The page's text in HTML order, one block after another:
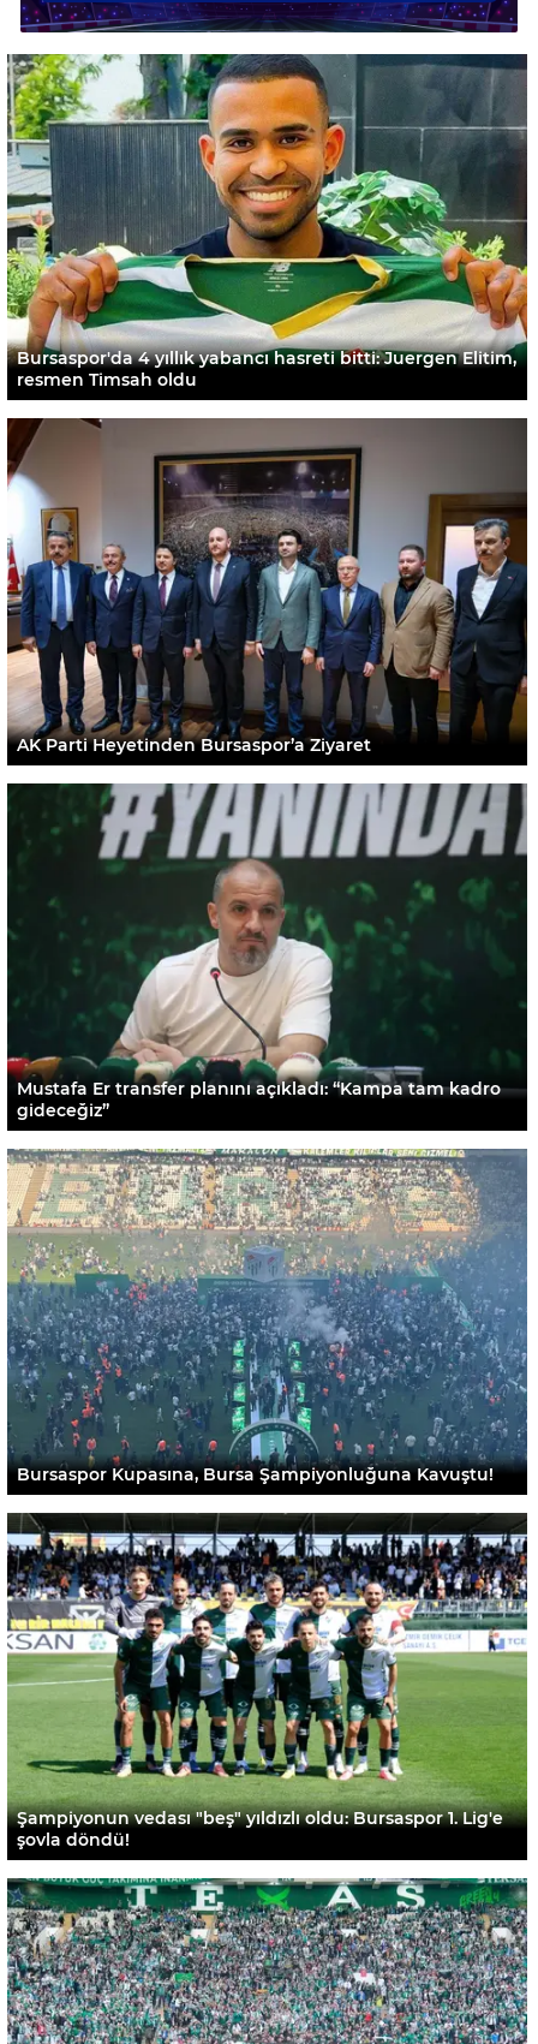
Bursaspor'da 4 yıllık yabancı hasreti bitti: Juergen Elitim,
resmen Timsah oldu
AK Parti Heyetinden Bursaspor’a Ziyaret
Mustafa Er transfer planını açıkladı: “Kampa tam kadro
gideceğiz”
Bursaspor Kupasına, Bursa Şampiyonluğuna Kavuştu!
Şampiyonun vedası "beş" yıldızlı oldu: Bursaspor 1. Lig'e
şovla döndü!